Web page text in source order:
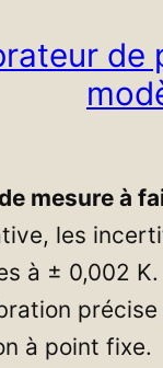
de
mesure à
les
à ± 0,002
à point fixe.